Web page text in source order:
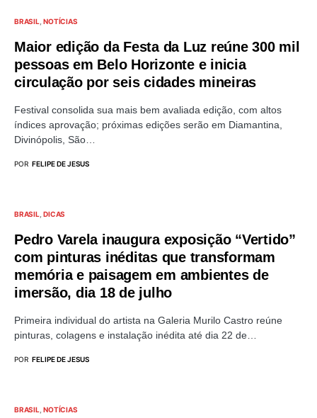
BRASIL NOTÍCIAS
Maior edição da Festa da Luz reúne 300 mil
pessoas em Belo Horizonte e inicia
circulação por seis cidades mineiras
Festival consolida sua mais bem avaliada edição, com altos
índices aprovação; próximas edições serão em Diamantina,
Divinópolis, São…
POR FELIPE DE JESUS
BRASIL DICAS
Pedro Varela inaugura exposição “Vertido”
com pinturas inéditas que transformam
memória e paisagem em ambientes de
imersão, dia 18 de julho
Primeira individual do artista na Galeria Murilo Castro reúne
pinturas, colagens e instalação inédita até dia 22 de…
POR FELIPE DE JESUS
BRASIL NOTÍCIAS